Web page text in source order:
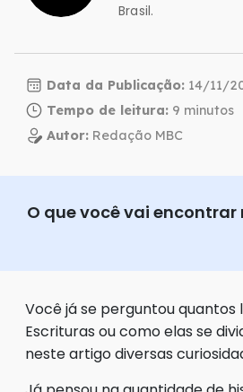
Brasil.
Data da Publicação: 14/11/
Tempo de leitura:
Autor: Redação MBC
O que você vai
Você já se perguntou quantos
Escrituras ou como elas se
neste artigo diversas